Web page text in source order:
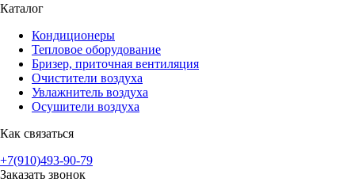
Каталог
Кондиционеры
Тепловое оборудование
Бризер, приточная вентиляция
Очистители воздуха
Увлажнитель воздуха
Осушители воздуха
Как связаться
+7(910)493-90-79
Заказать звонок